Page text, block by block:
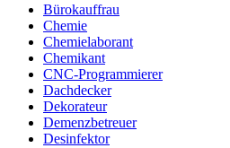
Bürokauffrau
Chemie
Chemielaborant
Chemikant
CNC-Programmierer
Dachdecker
Dekorateur
Demenzbetreuer
Desinfektor